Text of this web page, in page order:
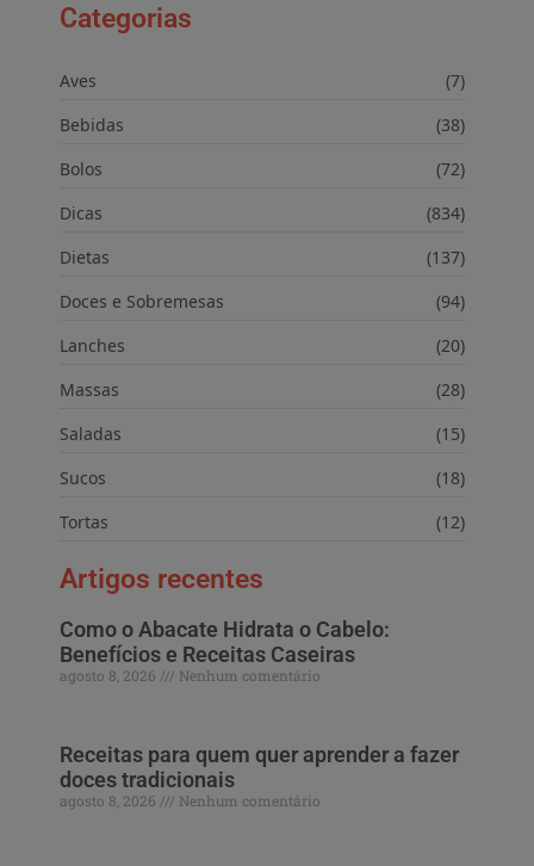
Categorias
Aves
(7)
Bebidas
(38)
Bolos
(72)
Dicas
(834)
Dietas
(137)
Doces e Sobremesas
(94)
Lanches
(20)
Massas
(28)
Saladas
(15)
Sucos
(18)
Tortas
(12)
Artigos recentes
Como o Abacate Hidrata o Cabelo:
Benefícios e Receitas Caseiras
agosto 8, 2026 Nenhum comentário
Receitas para quem quer aprender a fazer
doces tradicionais
agosto 8, 2026 Nenhum comentário